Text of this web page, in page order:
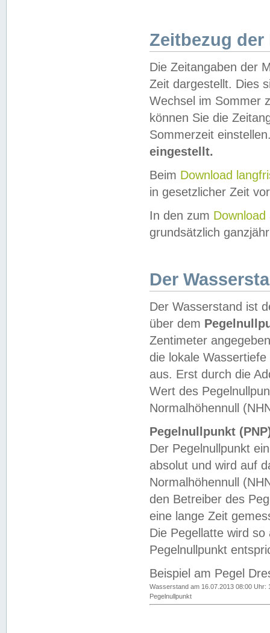
Zeitbezug der
Die Zeitangaben der
Zeit dargestellt. Dies
Wechsel im Sommer
können Sie die
Sommerzeit
eingestellt.
Beim Download
in gesetzlicher Zeit
In den zum Download
grundsätzlich
Der
Der Wasserstand ist
über dem
Zentimeter
die lokale
aus. Erst durch die
Wert des
Normalhöhennull
Pegelnullpunkt
Der Pegelnullpunkt
absolut und wird auf
Normalhöhennull
den Betreiber des
eine lange Zeit
Die Pegellatte wird
Pegelnullpunkt
Beispiel am Pegel
Wasserstand am 16.07.2013 08:00 Uhr:
Pegelnullpunkt